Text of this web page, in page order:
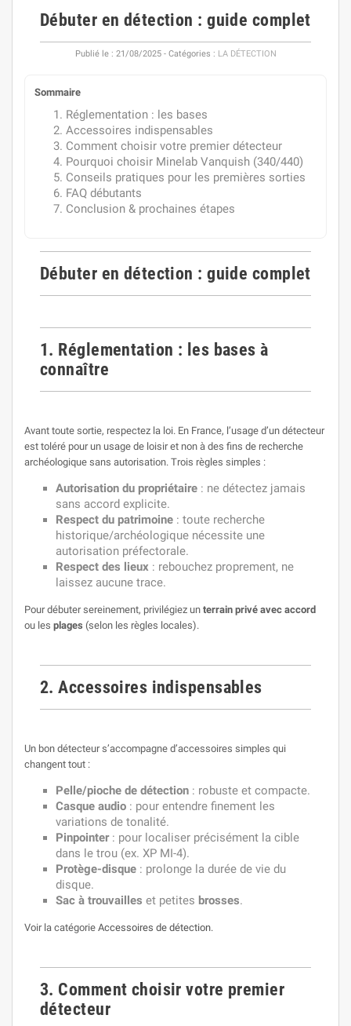
Débuter en détection : guide complet
Publié le : 21/08/2025- Catégories : LA DÉTECTION
Sommaire
Réglementation : les bases
Accessoires indispensables
Comment choisir votre premier détecteur
Pourquoi choisir Minelab Vanquish (340/440)
Conseils pratiques pour les premières sorties
FAQ débutants
Conclusion & prochaines étapes
Débuter en détection : guide complet
1. Réglementation : les bases à
connaître
Avant toute sortie, respectez la loi. En France, l’usage d’un détecteur
est toléré pour un usage de loisir et non à des fins de recherche
archéologique sans autorisation. Trois règles simples :
Autorisation du propriétaire : ne détectez jamais
sans accord explicite.
Respect du patrimoine : toute recherche
historique/archéologique nécessite une
autorisation préfectorale.
Respect des lieux : rebouchez proprement, ne
laissez aucune trace.
Pour débuter sereinement, privilégiez un terrain privé avec accord
ou les plages (selon les règles locales).
2. Accessoires indispensables
Un bon détecteur s’accompagne d’accessoires simples qui
changent tout :
Pelle/pioche de détection : robuste et compacte.
Casque audio : pour entendre finement les
variations de tonalité.
Pinpointer: pour localiser précisément la cible
dans le trou (ex. XP MI-4).
Protège-disque : prolonge la durée de vie du
disque.
Sac à trouvailles et petites brosses.
Voir la catégorie Accessoires de détection.
3. Comment choisir votre premier
détecteur